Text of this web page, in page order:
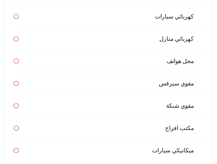
كهربائي سيارات
كهربائي منازل
محل هواتف
مقوي سيرفس
مقوي شبكة
مكتب افراح
ميكانيكي سيارات